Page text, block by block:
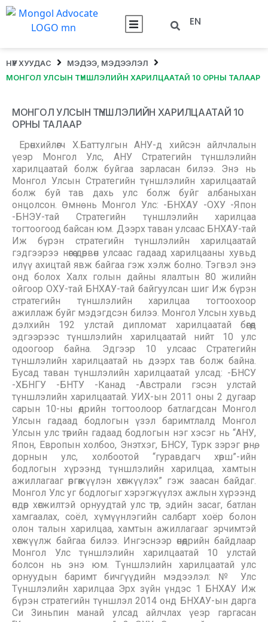
EN
НҮҮР ХУУДАС
МЭДЭЭ, МЭДЭЭЛЭЛ
МОНГОЛ УЛСЫН ТҮНШЛЭЛИЙН ХАРИЛЦААТАЙ 10 ОРНЫ ТАЛААР
МОНГОЛ УЛСЫН ТҮНШЛЭЛИЙН ХАРИЛЦААТАЙ 10
ОРНЫ ТАЛААР
Ерөнхийлөгч Х.Баттулгын АНУ-д хийсэн айлчлалын
үеэр Монгол Улс, АНУ Стратегийн түншлэлийн
харилцаатай болж буйгаа зарласан билээ. Энэ нь
Монгол Улсын Стратегийн түншлэлийн харилцаатай
болж буй тав дахь улс болж буйг албаныхан
онцолсон. Өмнө нь Монгол Улс: -БНХАУ -ОХУ -Япон
-БНЭУ-тай Стратегийн түншлэлийн харилцаа
тогтоогоод байсан юм. Дээрх таван улсаас БНХАУ-тай
Иж бүрэн стратегийн түншлэлийн харилцаатай
гэдгээрээ нөгөө дөрвөн улсаас гадаад харилцааны хувьд
илүү ахицтай явж байгаа гэж хэлж болно. Тэгвэл энэ
онд болох Халх голын дайны ялалтын 80 жилийн
ойгоор ОХУ-тай БНХАУ-тай байгуулсан шиг Иж бүрэн
стратегийн түншлэлийн харилцаа тогтоохоор
ажиллаж буйг мэдэгдсэн билээ. Монгол Улсын хувьд
дэлхийн 192 улстай дипломат харилцаатай бөгөөд
эдгээрээс түншлэлийн харилцаатай нийт 10 улс
одоогоор байна. Эдгээр 10 улсаас Стратегийн
түншлэлийн харилцаатай нь дээрх тав болж байна.
Бусад таван түншлэлийн харилцаатай улсад: -БНСУ
-ХБНГУ -БНТУ -Канад -Австрали гэсэн улстай
түншлэлийн харилцаатай. УИХ-ын 2011 оны 2 дугаар
сарын 10-ны өдрийн тогтоолоор батлагдсан Монгол
Улсын гадаад бодлогын үзэл баримтлалд Монгол
Улсын улс төрийн гадаад бодлогын нэг хэсэг нь “АНУ,
Япон, Европын холбоо, Энэтхэг, БНСУ, Турк зэрэг өрнө,
дорнын улс, холбоотой “гуравдагч хөрш”-ийн
бодлогын хүрээнд түншлэлийн харилцаа, хамтын
ажиллагааг өргөжүүлэн хөгжүүлэх” гэж заасан байдаг.
Монгол Улс уг бодлогыг хэрэгжүүлэх ажлын хүрээнд
өндөр хөгжилтэй орнуудтай улс төр, эдийн засаг, батлан
хамгаалах, соёл, хүмүүнлэгийн салбарт хоёр болон
олон талын харилцаа, хамтын ажиллагааг эрчимтэй
хөгжүүлж байгаа билээ. Ингэснээр өнөөдрийн байдлаар
Монгол Улс түншлэлийн харилцаатай 10 улстай
болсон нь энэ юм. Түншлэлийн харилцаатай улс
орнуудын баримт бичгүүдийн мэдээлэл: № Улс
Түншлэлийн харилцаа Эрх зүйн үндэс 1 БНХАУ Иж
бүрэн стратегийн түншлэл 2014 онд БНХАУ-ын дарга
Си Зиньпин манай улсад айлчлах үеэр гаргасан